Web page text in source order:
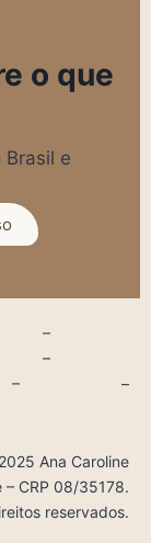
o que
e
–
–
–
–
2025 Ana Caroline
– CRP 08/35178.
reservados.